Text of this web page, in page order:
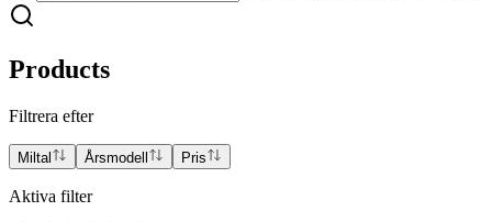
Products
Filtrera efter
Miltal Årsmodell Pris
Aktiva filter